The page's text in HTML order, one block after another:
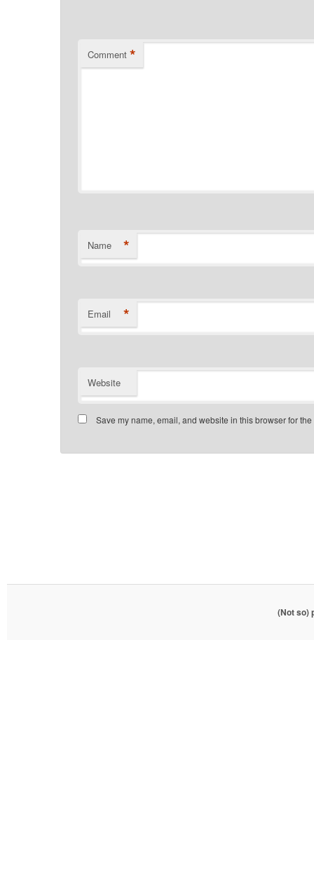
Comment *
Name *
Email *
Website
Save my name, email, and website in this browser for
(Not so)